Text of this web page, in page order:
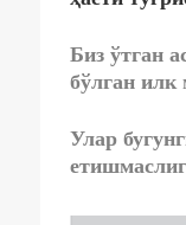
Биз ўтган
бўлган
Улар